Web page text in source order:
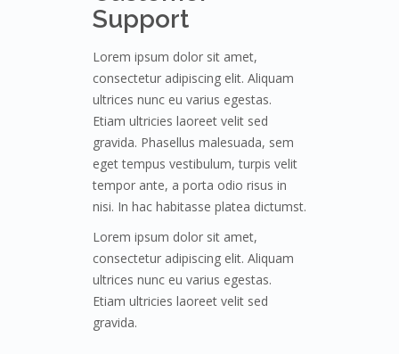
Support
Lorem ipsum dolor sit amet,
consectetur adipiscing elit. Aliquam
ultrices nunc eu varius egestas.
Etiam ultricies laoreet velit sed
gravida. Phasellus malesuada, sem
eget tempus vestibulum, turpis velit
tempor ante, a porta odio risus in
nisi. In hac habitasse platea dictumst.
Lorem ipsum dolor sit amet,
consectetur adipiscing elit. Aliquam
ultrices nunc eu varius egestas.
Etiam ultricies laoreet velit sed
gravida.